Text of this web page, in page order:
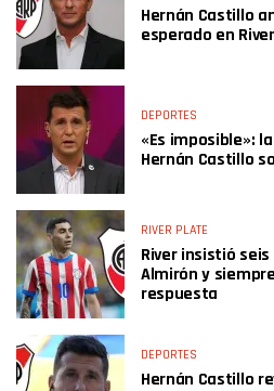
Hernán Castillo
esperado en
DEPORTES
«Es imposible»:
Hernán Castillo
RIVER PLATE
River insistió
Almirón y
respuesta
DEPORTES
Hernán Castillo